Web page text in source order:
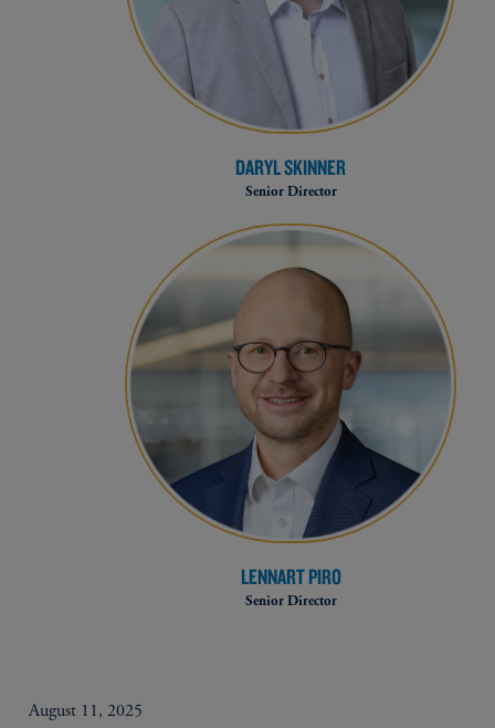
DARYL SKINNER
Senior Director
LENNART PIRO
Senior Director
August 11, 2025